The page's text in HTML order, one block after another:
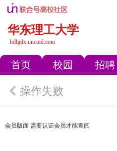
华东理工大学
hdlgdx.uncuid.com
首页 校园 招聘
操作失败
会员版面 需要认证会员才能查阅